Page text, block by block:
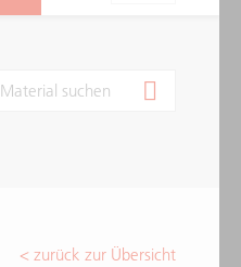
Material suchen
< zurück zur Übersicht